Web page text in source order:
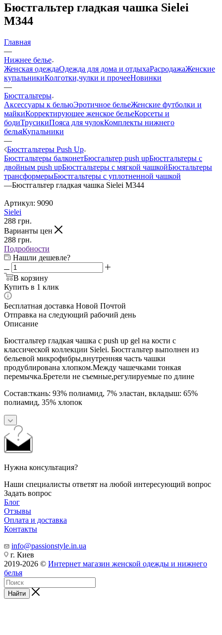
Бюстгальтер гладкая чашка Sielei
M344
Главная
—
Нижнее белье
Женская одеждаОдежда для дома и отдыхаРасродажаЖенские
купальникиКолготки,чулки и прочееНовинки
—
Бюстгальтеры
Аксессуары к бельюЭротичное бельеЖенские футболки и
майкиКорректирующее женское бельеКорсеты и
бодиТрусикиПояса для чулокКомплекты нижнего
бельяКупальники
—
Бюстгальтеры Push Up
Бюстгальтеры балконетБюсгальтер push upБюстгальтеры с
двойным push upБюстгальтеры с мягкой чашкойБюстальтеры
трансформерыБюстгальтеры с уплотненной чашкой
—Бюстгальтер гладкая чашка Sielei M344
Артикул: 9090
Sielei
288 грн.
Варианты цен
288 грн.
Подробности
Нашли дешевле?
В корзину
Купить в 1 клик
Бесплатная доставка Новой Почтой
Отправка на следующий рабочий день
Описание
Бюстгальтер гладкая чашка с push up gel на кости с
классической коллекции Sielei. Бюстгальтер выполнен из
бельевой микрофибры,внутренняя часть чашки
продублирована хлопком.Между чашечками тонкая
перемычка.Бретели не съемные,регулируемые по длине
Состав:ткань: 93% полиамид, 7% эластан, вкладыш: 65%
полиамид, 35% хлопок
Нужна консультация?
Наши специалисты ответят на любой интересующий вопрос
Задать вопрос
Блог
Отзывы
Оплата и доставка
Контакты
info@passionstyle.in.ua
г. Киев
2019-2026 © Интернет магазин женской одежды и нижнего
белья
Найти